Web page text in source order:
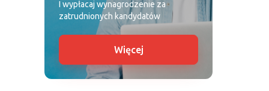
I wypłacaj wynagrodzenie za
zatrudnionych kandydatów
Więcej